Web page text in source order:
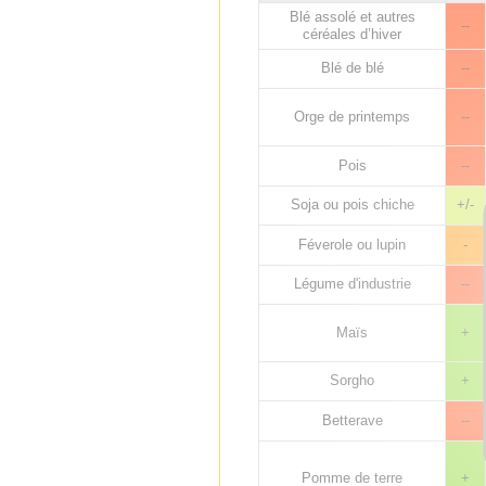
Blé assolé et autres
céréales d’hiver
--
Blé de blé --
Orge de printemps --
Pois
--
Soja ou pois chiche
+/-
Féverole ou lupin -
Légume d'industrie
--
Maïs +
Sorgho
+
Betterave --
Pomme de terre +